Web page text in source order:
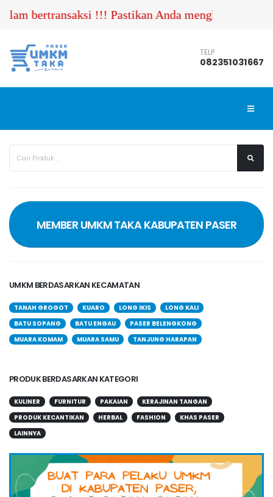
!!! Pastikan Anda menghubungi nomor
TELP
082351031667
MEMBER UMKM TAKA KABUPATEN PASER
UMKM BERDASARKAN KECAMATAN
TANAH GROGOT KUARO LONG IKIS
LONG KALI
BATU SOPANG
BATU ENGAU
PASER BELENGKONG
MUARA KOMAM
MUARA SAMU TANJUNG HARAPAN
PRODUK BERDASARKAN KATEGORI
KULINER FURNITUR PAKAIAN
KERAJINAN TANGAN
PRODUK KECANTIKAN
HERBAL FASHION
KHAS PASER
LAINNYA